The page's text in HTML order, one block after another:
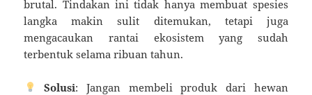
brutal. Tindakan ini tidak hanya membuat spesies
langka makin sulit ditemukan, tetapi juga
mengacaukan rantai ekosistem yang sudah
terbentuk selama ribuan tahun.
Solusi: Jangan membeli produk dari hewan